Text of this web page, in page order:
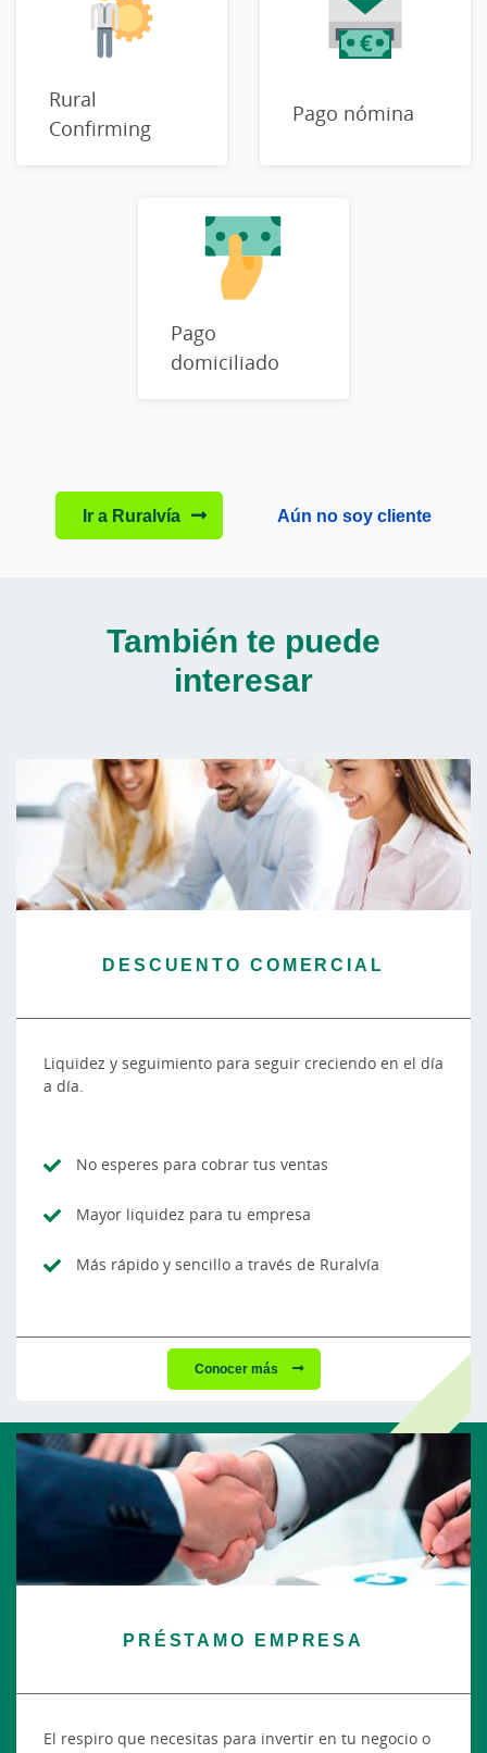
Rural
Confirming
Pago nómina
Pago
domiciliado
Ir a Ruralvía Aún no soy cliente
También te puede
interesar
DESCUENTO COMERCIAL
Liquidez y seguimiento para seguir creciendo en el día
a día.
No esperes para cobrar tus ventas
Mayor liquidez para tu empresa
Más rápido y sencillo a través de Ruralvía
Conocer más
PRÉSTAMO EMPRESA
El respiro que necesitas para invertir en tu negocio o